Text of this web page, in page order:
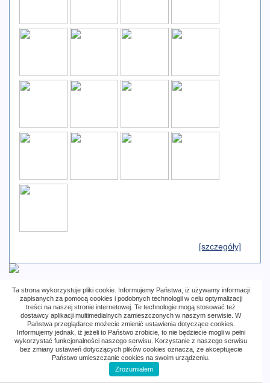
[szczegóły]
↑ do początku strony
Z dnia:2023-01-14
Лігницький Вертеп у Любіні
У Свято Обрізання Господнього (Новий Рік), 14 січня,
Ta strona wykorzystuje pliki cookie. Informujemy Państwa, iż używamy informacji
zapisanych za pomocą cookies i podobnych technologii w celu optymalizacji
treści na naszej stronie internetowej. Te technologie mogą stosować też
dostawcy aplikacji multimedialnych zamieszczonych w naszym serwisie. W
Państwa przeglądarce możecie zmienić ustawienia dotyczące cookies.
Informujemy jednak, iż jeżeli to Państwo zrobicie, to nie będziecie mogli w pełni
wykorzystać funkcjonalności naszego serwisu. Korzystanie z naszego serwisu
bez zmiany ustawień dotyczących plików cookies oznacza, że akceptujecie
Państwo umieszczanie cookies na swoim urządzeniu.
Zrozumiałem